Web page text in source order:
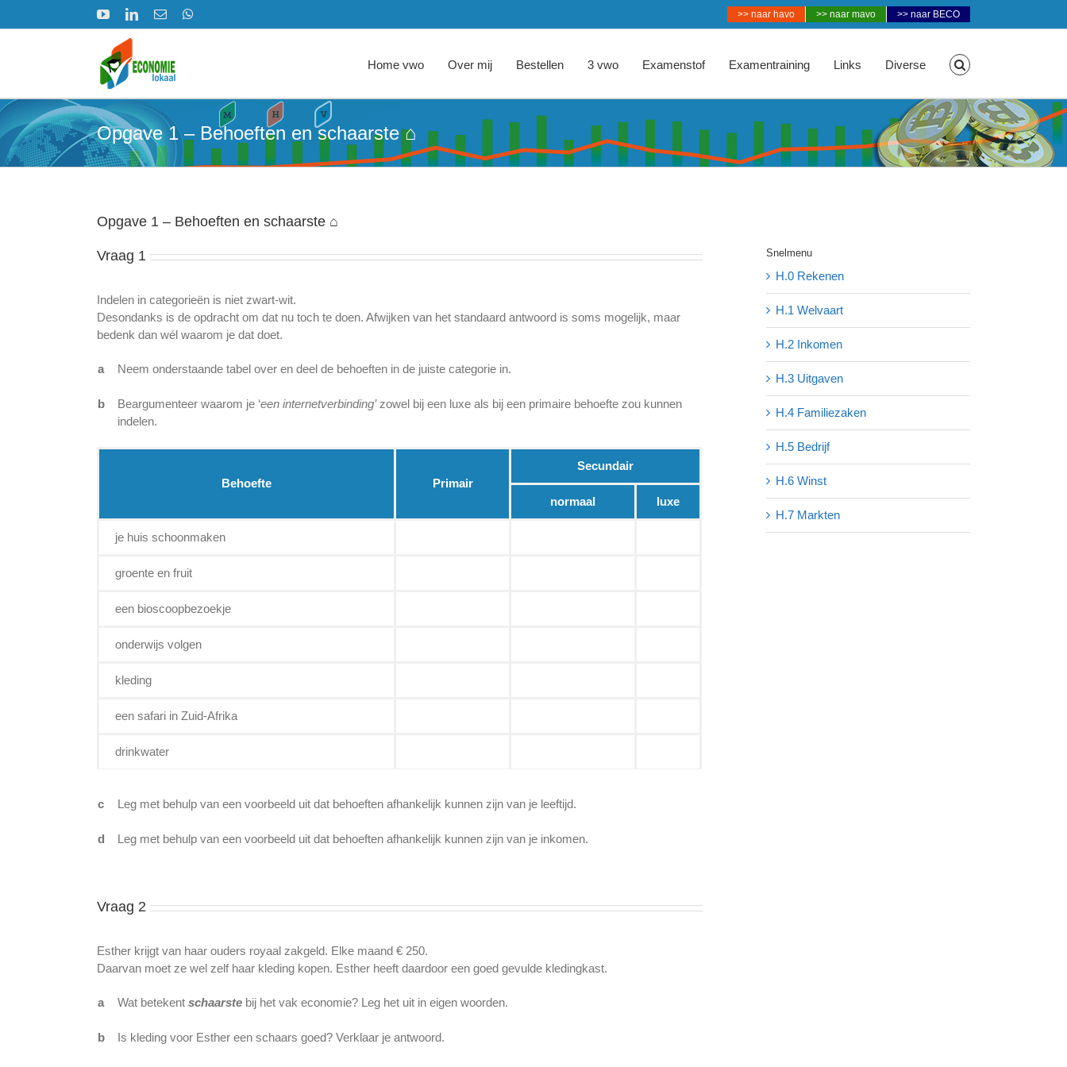
YouTubeLinkedIn
E-
mail
>> naar havo >> naar mavo >> naar BECO
Home vwo Over mij Bestellen 3 vwo Examenstof Examentraining Links Diverse
Opgave 1 – Behoeften en schaarste ⌂
Opgave 1 – Behoeften en schaarste ⌂
Vraag 1
Indelen in categorieën is niet zwart-wit.
Desondanks is de opdracht om dat nu toch te doen. Afwijken van het standaard antwoord is soms mogelijk, maar
bedenk dan wél waarom je dat doet.
a Neem onderstaande tabel over en deel de behoeften in de juiste categorie in.
b Beargumenteer waarom je ‘een internetverbinding’zowel bij een luxe als bij een primaire behoefte zou kunnen
indelen.
Behoefte Primair
Secundair
normaal luxe
je huis schoonmaken
groente en fruit
een bioscoopbezoekje
onderwijs volgen
kleding
een safari in Zuid-Afrika
drinkwater
c Leg met behulp van een voorbeeld uit dat behoeften afhankelijk kunnen zijn van je leeftijd.
d Leg met behulp van een voorbeeld uit dat behoeften afhankelijk kunnen zijn van je inkomen.
Vraag 2
Esther krijgt van haar ouders royaal zakgeld. Elke maand € 250.
Daarvan moet ze wel zelf haar kleding kopen. Esther heeft daardoor een goed gevulde kledingkast.
a Wat betekent schaarste bij het vak economie? Leg het uit in eigen woorden.
b Is kleding voor Esther een schaars goed? Verklaar je antwoord.
Snelmenu
H.0 Rekenen
H.1 Welvaart
H.2 Inkomen
H.3 Uitgaven
H.4 Familiezaken
H.5 Bedrijf
H.6 Winst
H.7 Markten